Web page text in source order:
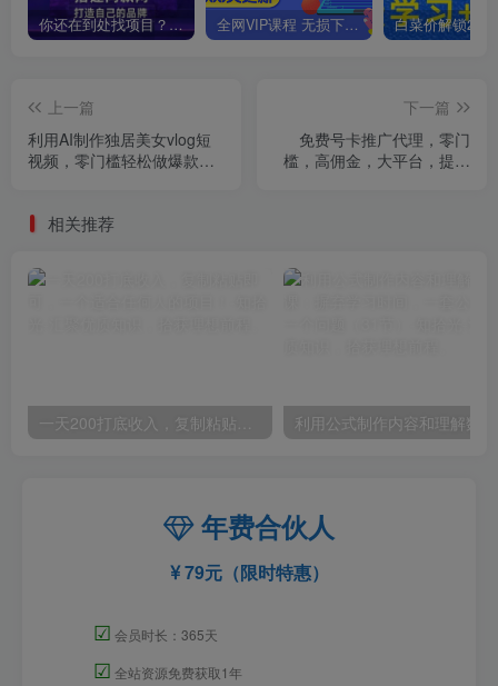
你还在到处找项目？还在当韭菜？我靠卖项目一个月收入5万+，曾经我也是个失败者。 全网VIP课程 无损下载~
上一篇
利用AI制作独居美女vlog短
视频，零门槛轻松做爆款，
下一篇
免费号卡推广代理，零门
槛，高佣金，大平台，提现
相关推荐
一天200打底收入，复制粘贴即可，一个适合任何人的项目！
年费合伙人
79元（限时特惠）
☑ 会员时长：365天
☑ 全站资源免费获取1年